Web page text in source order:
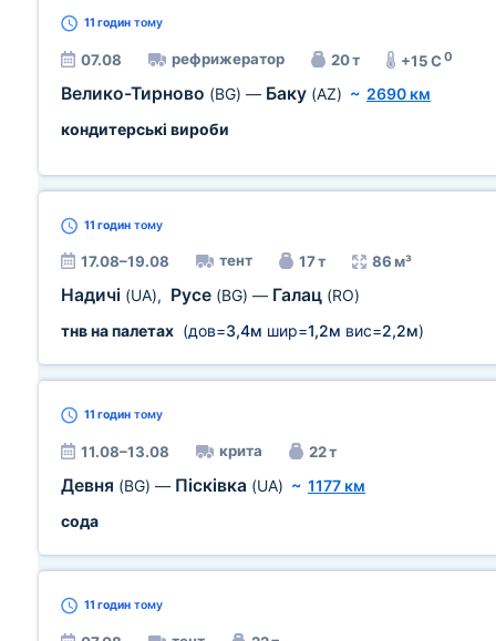
11 годин тому
07.08 рефрижератор 20 т +15 C0
Велико-Тирново (BG) — Баку (AZ) ~ 2690 км
кондитерські вироби
11 годин тому
17.08–19.08 тент 17 т 86 м³
Надичі (UA), Русе (BG) — Галац (RO)
тнв на палетах (дов=3,4м шир=1,2м вис=2,2м)
11 годин тому
11.08–13.08 крита 22 т
Девня (BG) — Пісківка (UA) ~ 1177 км
сода
11 годин тому